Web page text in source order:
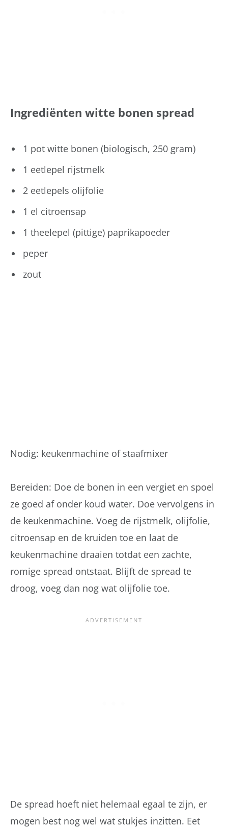
Ingrediënten witte bonen spread
1 pot witte bonen (biologisch, 250 gram)
1 eetlepel rijstmelk
2 eetlepels olijfolie
1 el citroensap
1 theelepel (pittige) paprikapoeder
peper
zout
Nodig: keukenmachine of staafmixer
Bereiden: Doe de bonen in een vergiet en spoel
ze goed af onder koud water. Doe vervolgens in
de keukenmachine. Voeg de rijstmelk, olijfolie,
citroensap en de kruiden toe en laat de
keukenmachine draaien totdat een zachte,
romige spread ontstaat. Blijft de spread te
droog, voeg dan nog wat olijfolie toe.
De spread hoeft niet helemaal egaal te zijn, er
mogen best nog wel wat stukjes inzitten. Eet